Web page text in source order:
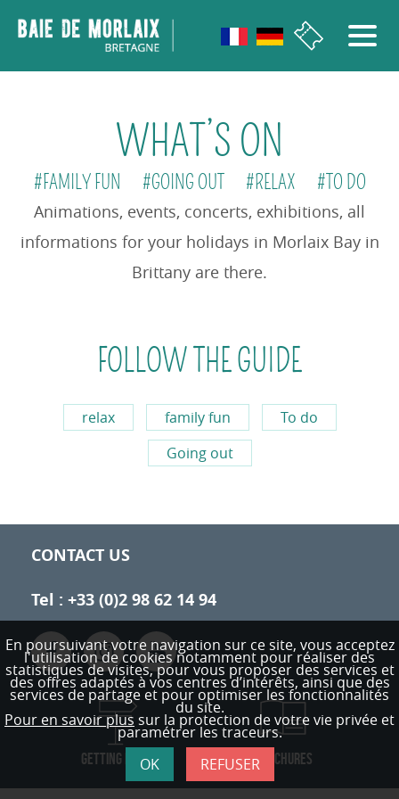
WHAT’S ON
#FAMILY FUN #GOING OUT #RELAX #TO DO
Animations, events, concerts, exhibitions, all
informations for your holidays in Morlaix Bay in
Brittany are there.
FOLLOW THE GUIDE
relax family fun
To do
Going out
CONTACT US
Tel : +33 (0)2 98 62 14 94
GETTING HERE BROCHURES
En poursuivant votre navigation sur ce site, vous acceptez
l'utilisation de cookies notamment pour réaliser des
statistiques de visites,pour vous proposer des services et
des offres adaptés à vos centres d’intérêts, ainsi que des
services de partage et pour optimiser les fonctionnalités
du site.
Pour en savoir plus sur la protection de votre vie privée et
paramétrer les traceurs.
OK
REFUSER